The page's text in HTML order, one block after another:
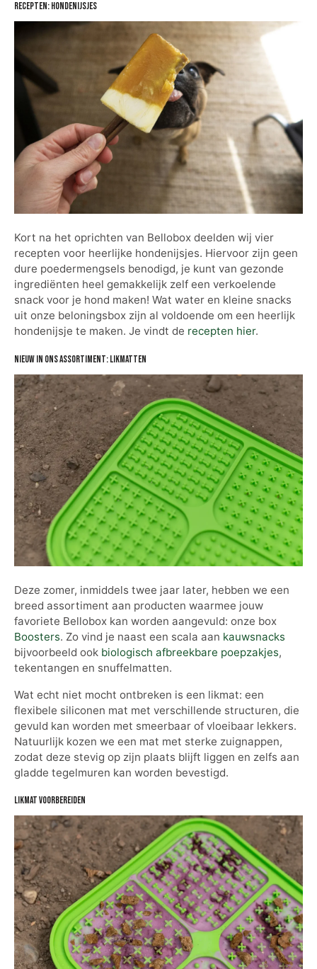
Recepten: hondenijsjes
Kort na het oprichten van Bellobox deelden wij vier
recepten voor heerlijke hondenijsjes. Hiervoor zijn geen
dure poedermengsels benodigd, je kunt van gezonde
ingrediënten heel gemakkelijk zelf een verkoelende
snack voor je hond maken! Wat water en kleine snacks
uit onze beloningsbox zijn al voldoende om een heerlijk
hondenijsje te maken. Je vindt de recepten hier.
Nieuw in ons assortiment: likmatten
Deze zomer, inmiddels twee jaar later, hebben we een
breed assortiment aan producten waarmee jouw
favoriete Bellobox kan worden aangevuld: onze box
Boosters. Zo vind je naast een scala aan kauwsnacks
bijvoorbeeld ook biologisch afbreekbare poepzakjes,
tekentangen en snuffelmatten.
Wat echt niet mocht ontbreken is een likmat: een
flexibele siliconen mat met verschillende structuren, die
gevuld kan worden met smeerbaar of vloeibaar lekkers.
Natuurlijk kozen we een mat met sterke zuignappen,
zodat deze stevig op zijn plaats blijft liggen en zelfs aan
gladde tegelmuren kan worden bevestigd.
Likmat voorbereiden